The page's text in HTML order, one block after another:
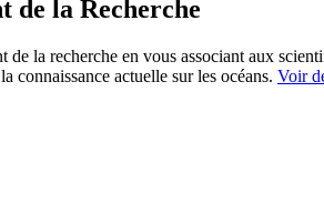
de la Recherche
de la recherche en vous associant aux
connaissance actuelle sur les océans. Voir